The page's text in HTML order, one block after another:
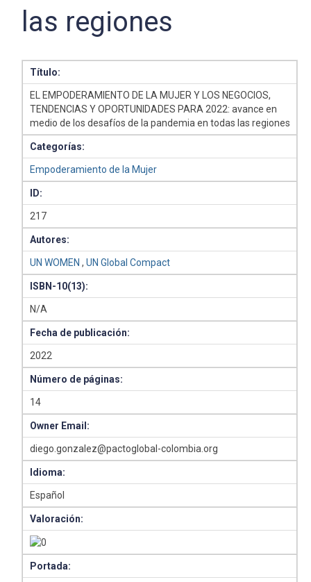
las regiones
Título:
EL EMPODERAMIENTO DE LA MUJER Y LOS NEGOCIOS,
TENDENCIAS Y OPORTUNIDADES PARA 2022: avance en
medio de los desafíos de la pandemia en todas las regiones
Categorías:
Empoderamiento de la Mujer
ID:
217
Autores:
UN WOMEN ,UN Global Compact
ISBN-10(13):
N/A
Fecha de publicación:
2022
Número de páginas:
14
Owner Email:
diego.gonzalez@pactoglobal-colombia.org
Idioma:
Español
Valoración:
Portada: